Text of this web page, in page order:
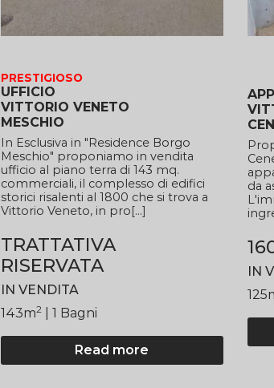
PRESTIGIOSO
UFFICIO
VITTORIO VENETO
MESCHIO
In Esclusiva in "Residence Borgo
Meschio" proponiamo in vendita
ufficio al piano terra di 143 mq.
commerciali, il complesso di edifici
storici risalenti al 1800 che si trova a
Vittorio Veneto, in pro[...]
TRATTATIVA
RISERVATA
IN VENDITA
143m2 | 1 Bagni
Read more
da
IN
125